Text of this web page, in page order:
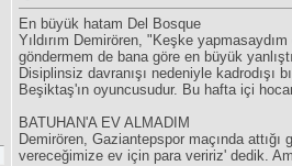
En büyük hatam Del Bosque
Yıldırım Demirören, "Keşke
göndermem de bana göre en büyük
Disiplinsiz davranışı nedeniyle kadrodışı
Beşiktaş'ın oyuncusudur. Bu hafta içi
BATUHAN'A EV ALMADIM
Demirören, Gaziantepspor maçında
vereceğimize ev için para veririz' dedik.